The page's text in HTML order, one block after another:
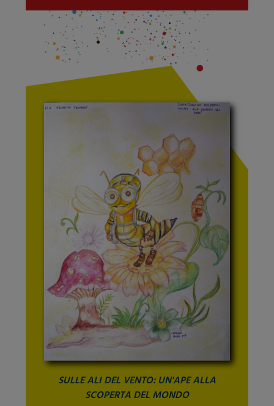
SULLE ALI DEL VENTO: UN'APE ALLA
SCOPERTA DEL MONDO